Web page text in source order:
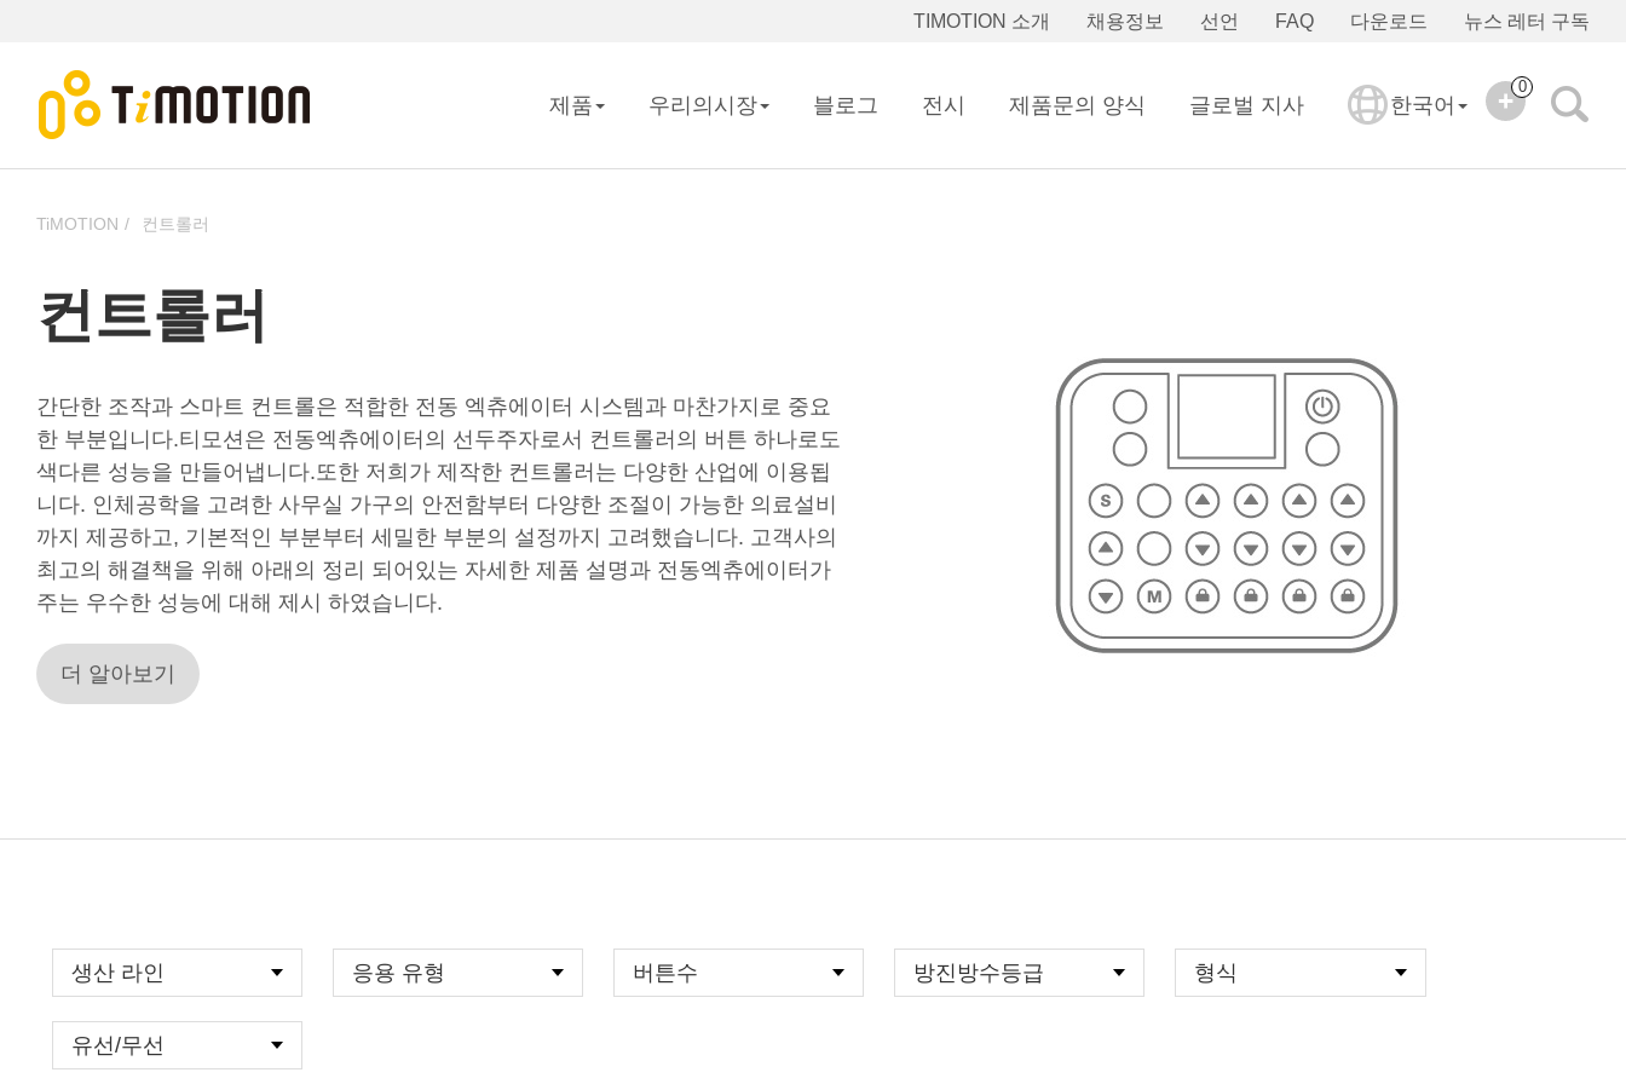
뉴스 레터 구독
다운로드
FAQ
선언
채용정보
TIMOTION 소개
제품 우리의시장 블로그 전시 제품문의 양식 글로벌 지사 한국어
0
TiMOTION 컨트롤러
컨트롤러
간단한 조작과 스마트 컨트롤은 적합한 전동 엑츄에이터 시스템과 마찬가지로 중요
한 부분입니다.티모션은 전동엑츄에이터의 선두주자로서 컨트롤러의 버튼 하나로도
색다른 성능을 만들어냅니다.또한 저희가 제작한 컨트롤러는 다양한 산업에 이용됩
니다. 인체공학을 고려한 사무실 가구의 안전함부터 다양한 조절이 가능한 의료설비
까지 제공하고, 기본적인 부분부터 세밀한 부분의 설정까지 고려했습니다. 고객사의
최고의 해결책을 위해 아래의 정리 되어있는 자세한 제품 설명과 전동엑츄에이터가
주는 우수한 성능에 대해 제시 하였습니다.
더 알아보기